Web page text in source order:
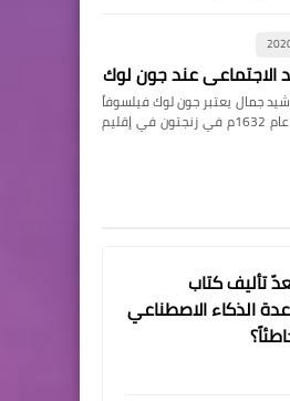
الاجتماعي عند جون لوك
جمال يعتبر جون لوك فيلسوفاً
تجريبياً ومفكّراً سياسياً، ولد في عام 1632م في زنجتون في إقليم
تأليف كتاب
الذكاء الاصطناعي